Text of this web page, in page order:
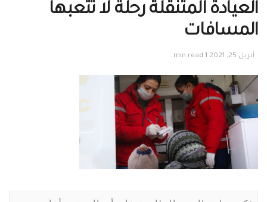
العيادة المتنقلة رحلة لا تتعبها
المسافات
أبريل 25, 2021 1 min read